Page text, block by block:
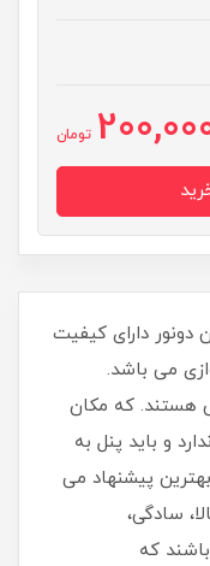
تومان
دی 12 وات آروین دونور دارای کیفیت
می باشد.
هستند. که مکان
و باید پنل به
پیشنهاد می
سادگی،
که